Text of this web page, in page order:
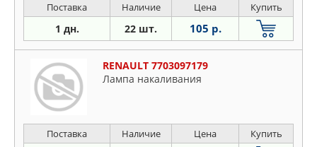
Поставка Наличие Цена Купить
1 дн. 22 шт. 105 р.
RENAULT 7703097179
Лампа накаливания
Поставка Наличие Цена Купить